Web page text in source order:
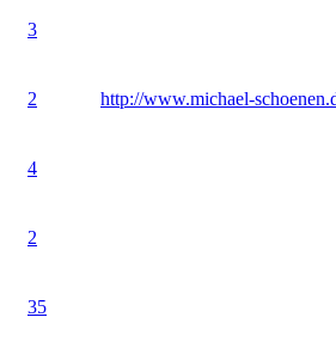
3
2 http://www.michael-
4
2
35